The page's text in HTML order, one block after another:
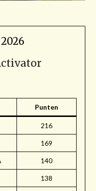
Punten
216
169
140
138